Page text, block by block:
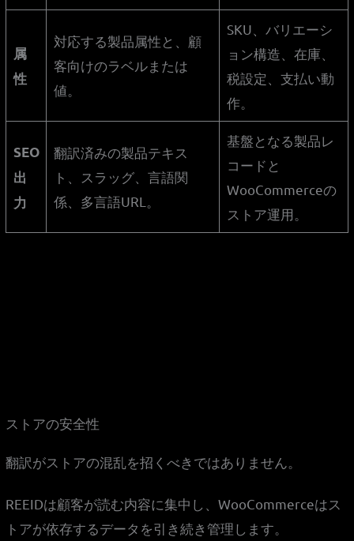
属
性
対応する製品属性と、顧
客向けのラベルまたは
値。
SKU、バリエーシ
ョン構造、在庫、
税設定、支払い動
作。
SEO
出
力
翻訳済みの製品テキス
ト、スラッグ、言語関
係、多言語URL。
基盤となる製品レ
コードと
WooCommerceの
ストア運用。
ストアの安全性
翻訳がストアの混乱を招くべきではありません。
REEIDは顧客が読む内容に集中し、WooCommerceはス
トアが依存するデータを引き続き管理します。